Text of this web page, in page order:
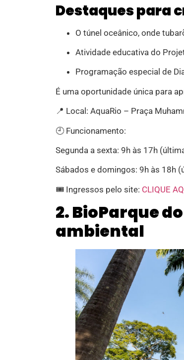
Destaques para
O túnel oceânico, onde
Atividade educativa do
Programação especial de
É uma oportunidade única para
📍 Local: AquaRio – Praça
🕘 Funcionamento:
Segunda a sexta: 9h às 17h
Sábados e domingos: 9h às 18h
🎟️ Ingressos pelo site: CLIQUE
2. BioParque
ambiental